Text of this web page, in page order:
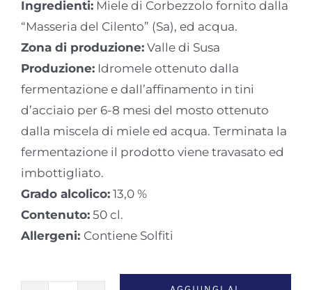
Ingredienti:Miele di Corbezzolo fornito dalla
“Masseria del Cilento” (Sa), ed acqua.
Zona di produzione:Valle di Susa
Produzione:Idromele ottenuto dalla
fermentazione e dall’affinamento in tini
d’acciaio per 6-8 mesi del mosto ottenuto
dalla miscela di miele ed acqua. Terminata la
fermentazione il prodotto viene travasato ed
imbottigliato.
Grado alcolico:13,0 %
Contenuto:50 cl.
Allergeni: Contiene Solfiti